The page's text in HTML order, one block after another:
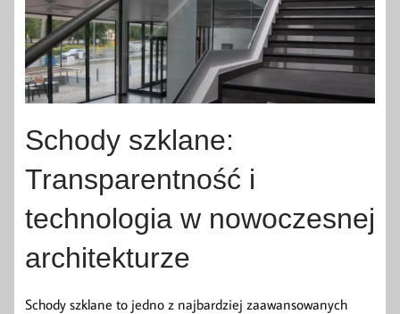
Schody szklane:
Transparentność i
technologia w nowoczesnej
architekturze
Schody szklane to jedno z najbardziej zaawansowanych